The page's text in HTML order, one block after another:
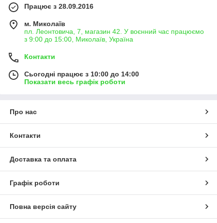
Працює з 28.09.2016
м. Миколаїв
пл. Леонтовича, 7, магазин 42. У воєнний час працюємо
з 9:00 до 15:00, Миколаїв, Україна
Контакти
Сьогодні працює з 10:00 до 14:00
Показати весь графік роботи
Про нас
Контакти
Доставка та оплата
Графік роботи
Повна версія сайту